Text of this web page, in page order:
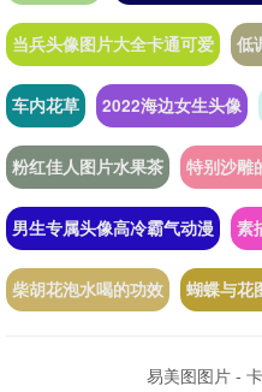
当兵头像图片大全卡通可爱 低
车内花草 2022海边女生头像
粉红佳人图片水果茶 特别沙雕
男生专属头像高冷霸气动漫 素
柴胡花泡水喝的功效 蝴蝶与花
易美图图片 -